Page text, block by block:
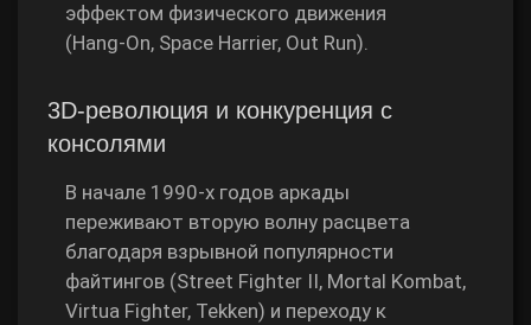
эффектом физического движения
(Hang‑On, Space Harrier, Out Run).
3D‑революция и конкуренция с
консолями
В начале 1990‑х годов аркады
переживают вторую волну расцвета
благодаря взрывной популярности
файтингов (Street Fighter II, Mortal Kombat,
Virtua Fighter, Tekken) и переходу к